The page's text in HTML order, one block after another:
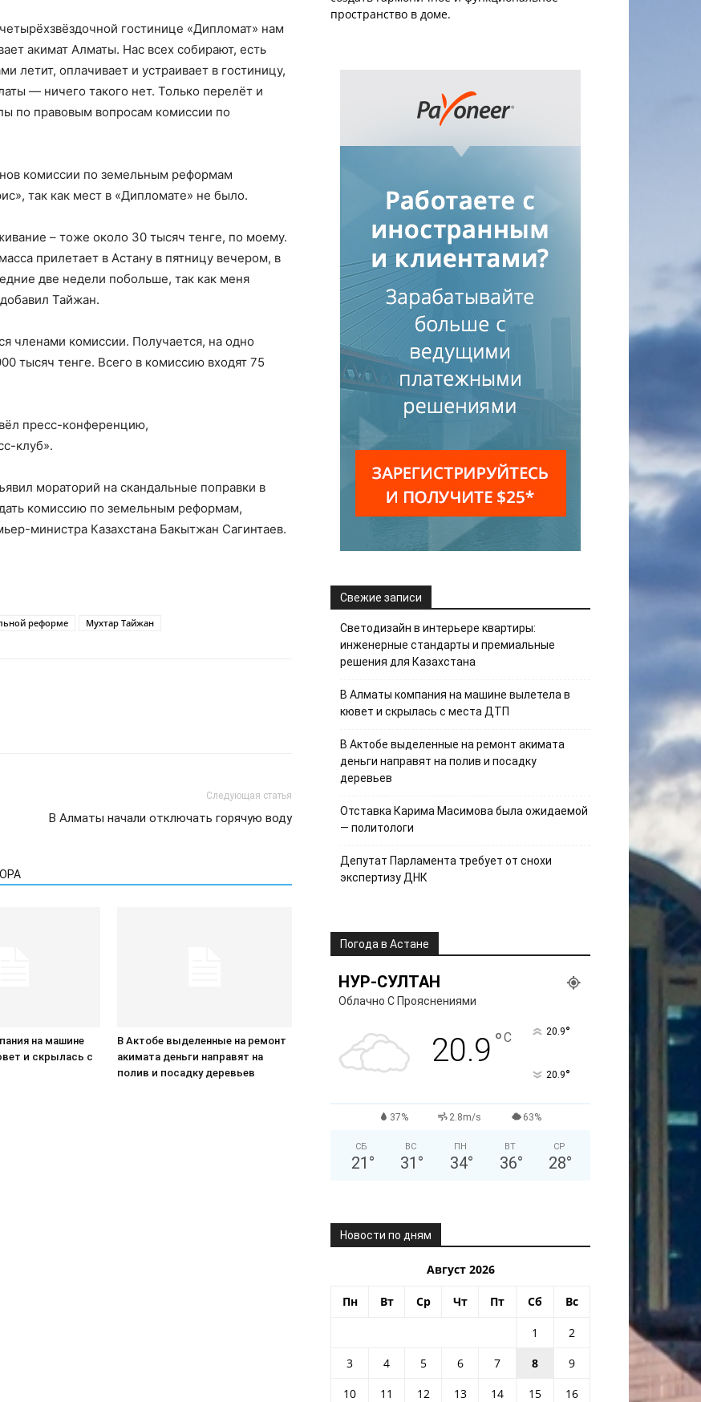
гостинице «Дипломат» нам
акимат Алматы. Нас всех собирают, есть
летит, оплачивает и устраивает в гостиницу,
— ничего такого нет. Только перелёт и
по правовым вопросам комиссии по
комиссии по земельным реформам
так как мест в «Дипломате» не было.
– тоже около 30 тысяч тенге, по моему.
прилетает в Астану в пятницу вечером, в
две недели побольше, так как меня
Тайжан.
членами комиссии. Получается, на одно
тысяч тенге. Всего в комиссию входят 75
пресс-конференцию,
клуб».
мораторий на скандальные поправки в
комиссию по земельным реформам,
министра Казахстана Бакытжан Сагинтаев.
реформе Мухтар Тайжан
Следующая статья
В Алматы начали отключать горячую воду
на машине
и скрылась с
В Актобе выделенные на ремонт
акимата деньги направят на
полив и посадку деревьев
пространство в доме.
Свежие записи
Светодизайн в интерьере квартиры:
инженерные стандарты и премиальные
решения для Казахстана
В Алматы компания на машине вылетела в
кювет и скрылась с места ДТП
В Актобе выделенные на ремонт акимата
деньги направят на полив и посадку
деревьев
Отставка Карима Масимова была ожидаемой
— политологи
Депутат Парламента требует от снохи
экспертизу ДНК
Погода в Астане
НУР-СУЛТАН
Облачно С Прояснениями
20.9 °C 20.9°
20.9°
37% 2.8m/s 63%
СБ
21 °
ВС
31 °
ПН
34°
ВТ
36°
СР
28°
Новости по дням
Август 2026
Пн Вт Ср Чт Пт Сб Вс
1
2
3
4 5 6 7 8
9
10
11 12 13 14 15
16